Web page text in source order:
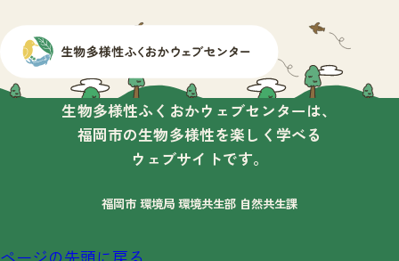
生物多様性ふくおかウェブセンターは、
福岡市の生物多様性を楽しく学べる
ウェブサイトです。
福岡市 環境局 環境共生部 自然共生課